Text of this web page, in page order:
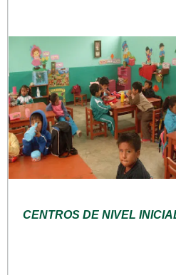
CENTROS DE NIVEL